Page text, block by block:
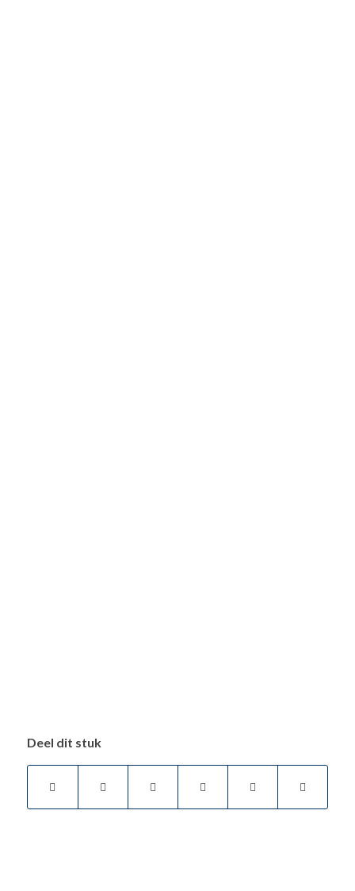
Deel dit stuk